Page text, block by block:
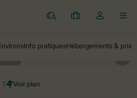
Parcs
Mes
Toggle
1